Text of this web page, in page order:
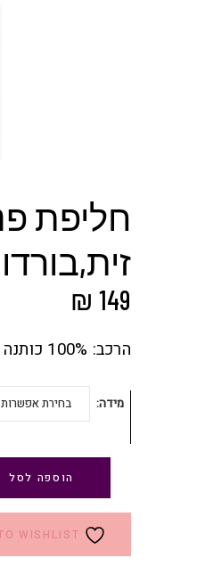
חליפת
זית,בורדו
₪ 149
הרכב: 100% כותנה
מידה בחירת אפשרות
הוספה לסל
WISHLIST